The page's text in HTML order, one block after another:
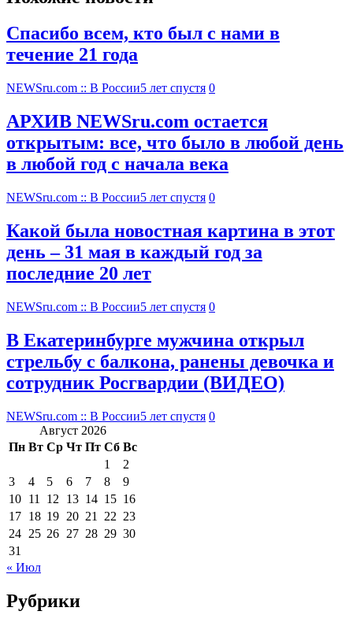
Спасибо всем, кто был с нами в
течение 21 года
NEWSru.com :: В России5 лет спустя 0
АРХИВ NEWSru.com остается
открытым: все, что было в любой день
в любой год с начала века
NEWSru.com :: В России5 лет спустя 0
Какой была новостная картина в этот
день – 31 мая в каждый год за
последние 20 лет
NEWSru.com :: В России5 лет спустя 0
В Екатеринбурге мужчина открыл
стрельбу с балкона, ранены девочка и
сотрудник Росгвардии (ВИДЕО)
NEWSru.com :: В России5 лет спустя 0
Август 2026
Пн Вт Ср Чт Пт Сб Вс
1
2
3
4 5 6 7 8
9
10 11 12 13 14 15 16
17 18 19 20 21 22 23
24 25 26 27 28 29 30
31
« Июл
Рубрики